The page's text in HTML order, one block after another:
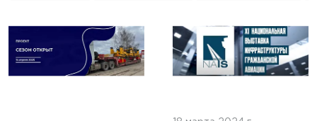
16 июня 2025 г.